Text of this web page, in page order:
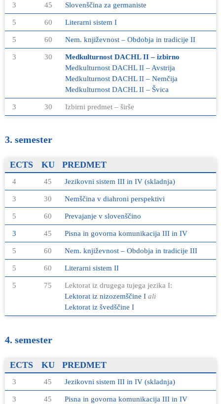
3 45 Slovenščina za germaniste
5 60 Literarni sistem I
5 60 Nem. književnost – Obdobja in tradicije II
3 30
Medkulturnost DACHL II – izbirno
Medkulturnost DACHL II – Avstrija
Medkulturnost DACHL II – Nemčija
Medkulturnost DACHL II – Švica
3 30 Izbirni predmet – širše
3. semester
ECTS KU PREDMET
4 45 Jezikovni sistem III in IV (skladnja)
3 30 Nemščina v diahroni perspektivi
5 60 Prevajanje v slovenščino
3 45 Pisna in govorna komunikacija III in IV
5 60 Nem. književnost – Obdobja in tradicije III
5 60 Literarni sistem II
5 75
Lektorat iz drugega tujega jezika I:
Lektorat iz nizozemščine I ali
Lektorat iz švedščine I
4. semester
ECTS KU PREDMET
3 45 Jezikovni sistem III in IV (skladnja)
3 45 Pisna in govorna komunikacija III in IV